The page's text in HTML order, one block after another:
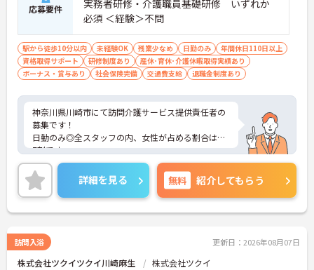
応募要件
実務者研修・介護職員基礎研修 いずれか
必須 ＜経験＞不問
駅から徒歩10分以内 未経験OK 残業少なめ 日勤のみ
年間休日110日以上
資格取得サポート
研修制度あり
産休･育休･介護休暇取得実績あり
ボーナス・賞与あり
社会保険完備 交通費支給 退職金制度あり
神奈川県川崎市にて訪問介護サービス提供責任者の
募集です！
日勤のみ◎全スタッフの内、女性が占める割合は約
7割です。
お祝い金や独自休暇制度等もあり、長く働ける環境
が整っています。
ご興味のある方には、面接対策ポイントなどさらに
詳細をお話いたしますので、お気軽にご相談くださ
い。
詳細を見る 無料 紹介してもらう
訪問入浴 更新日：2026年08月07日
株式会社ツクイツクイ川崎麻生 株式会社ツクイ